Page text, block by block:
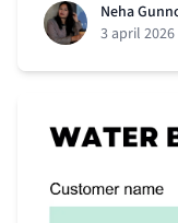
Neha
3 april 2026